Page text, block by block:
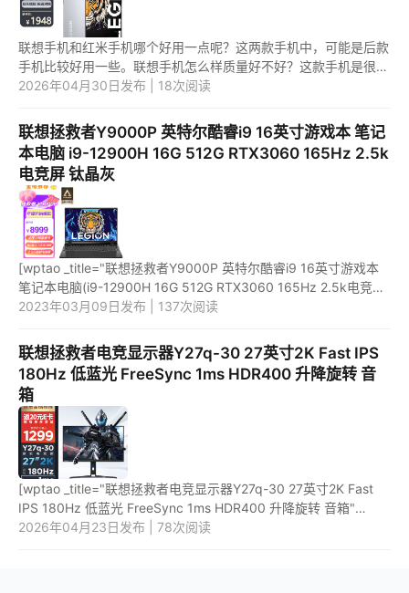
联想手机和红米手机哪个好用一点呢？这两款手机中，可能是后款
手机比较好用一些。联想手机怎么样质量好不好？这款手机是很不
错的一款手机，质量还可以。 1.联想手机和红米手机哪个好用一点
2026年04月30日发布 | 18次阅读
联想拯救者Y9000P 英特尔酷睿i9 16英寸游戏本 笔记
本电脑 i9-12900H 16G 512G RTX3060 165Hz 2.5k
电竞屏 钛晶灰
[wptao _title="联想拯救者Y9000P 英特尔酷睿i9 16英寸游戏本
笔记本电脑(i9-12900H 16G 512G RTX3060 165Hz 2.5k电竞屏)
钛晶灰" price="8999"
2023年03月09日发布 | 137次阅读
联想拯救者电竞显示器Y27q-30 27英寸2K Fast IPS
180Hz 低蓝光 FreeSync 1ms HDR400 升降旋转 音
箱
[wptao _title="联想拯救者电竞显示器Y27q-30 27英寸2K Fast
IPS 180Hz 低蓝光 FreeSync 1ms HDR400 升降旋转 音箱"
price="1299" url="https://item.jd.com/100035177837.html"
2026年04月23日发布 | 78次阅读